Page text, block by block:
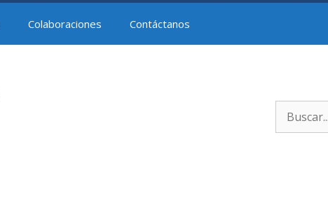
Colaboraciones Contáctanos